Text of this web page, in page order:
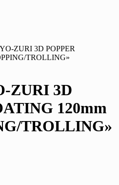
ZURI 3D POPPER
TROLLING»
ZURI 3D
120mm
TROLLING»